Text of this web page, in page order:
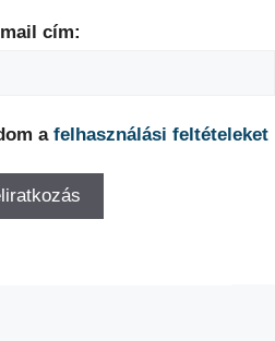
cím:
a felhasználási feltételeket